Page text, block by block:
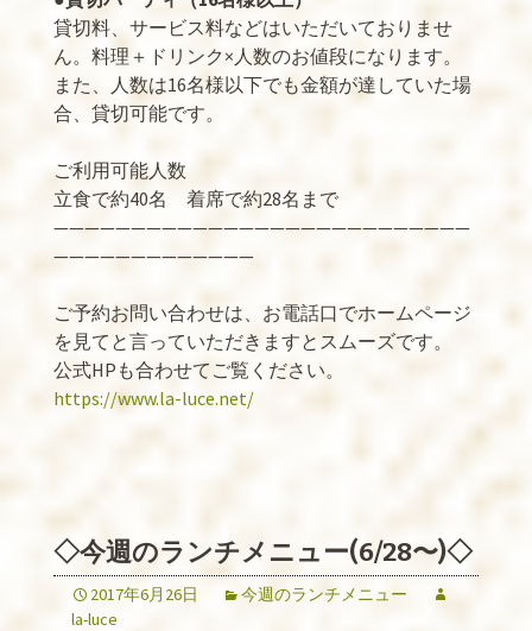
貸切料、サービス料などはいただいておりませ
ん。料理＋ドリンク×人数のお値段になります。
また、人数は16名様以下でも金額が達していた場
合、貸切可能です。
ご利用可能人数
立食で約40名 着席で約28名まで
———————————————————————————
—————————————
ご予約お問い合わせは、お電話口でホームページ
を見てと言っていただきますとスムーズです。
公式HPも合わせてご覧ください。
https://www.la-luce.net/
◇今週のランチメニュー(6/28〜)◇
2017年6月26日
今週のランチメニュー
la-luce